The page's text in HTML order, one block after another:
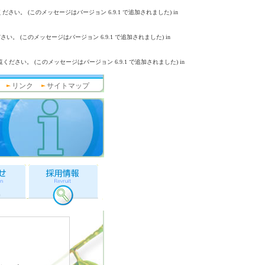
ださい。 (このメッセージはバージョン 6.9.1 で追加されました) in
い。 (このメッセージはバージョン 6.9.1 で追加されました) in
ください。 (このメッセージはバージョン 6.9.1 で追加されました) in
リンク サイトマップ